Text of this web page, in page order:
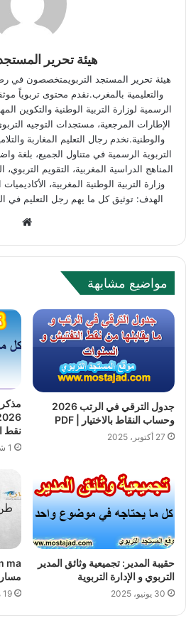
هيئة تحرير
هيئة تحرير المستجد التربويمتخصصون في
والتعليمية بالمغرب.نقدم محتوى تربوياً
الرسمية لوزارة التربية الوطنية والتكوين
الإطارات المرجعية، مستجدات التوجيه
والوطنية.نخدم رجال التعليم المغاربة
التربوية الرسمية في متناول الجميع،
المناهج الدراسية المغربية، التقويم
وزارة التربية الوطنية المغربية،
الهدف: توثيق كل ما يهم رجل التعليم
مواضيع مشابهة
جدول الترقي في الرتب 2026
وحساب النقاط بالاختيار | PDF
27 أكتوبر، 2025
نقط
1 شتنبر، 2025
حقيبة المدير: تجميعية وثائق المدير
التربوي و الإدارة التربوية
30 يونيو، 2025 19 ماي، 2025